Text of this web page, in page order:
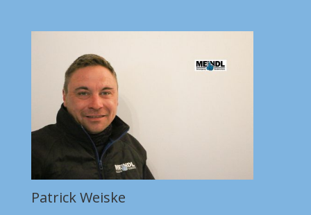
Patrick Weiske